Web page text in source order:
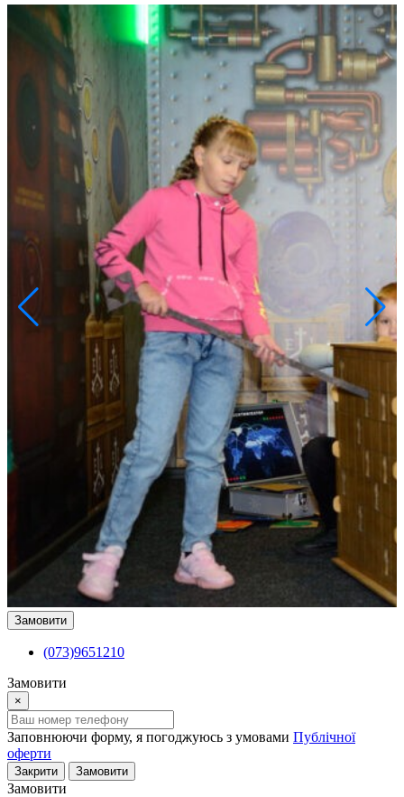
Замовити
(073)9651210
Замовити
×
Заповнюючи форму, я погоджуюсь з умовами Публічної
оферти
Закрити Замовити
Замовити